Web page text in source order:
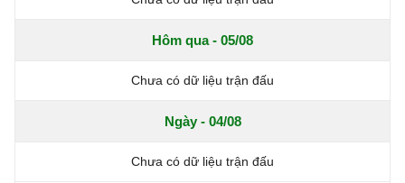
Hôm qua - 05/08
Chưa có dữ liệu trận đấu
Ngày - 04/08
Chưa có dữ liệu trận đấu